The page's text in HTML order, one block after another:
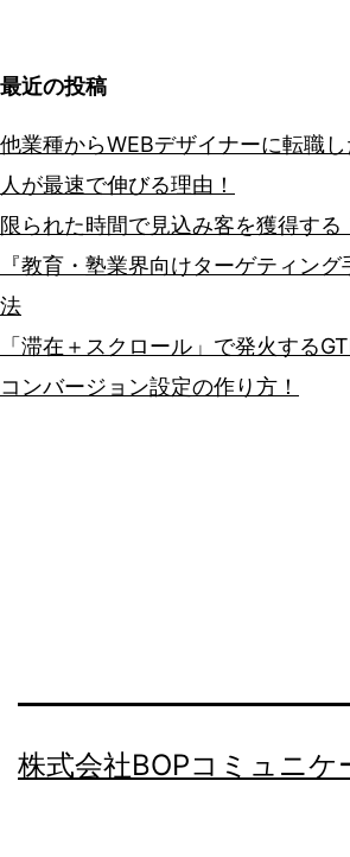
最近の投稿
他業種からWEBデザイナーに転職し
人が最速で伸びる理由！
限られた時間で見込み客を獲得する
『教育・塾業界向けターゲティング
法
「滞在＋スクロール」で発火する
コンバージョン設定の作り方！
株式会社BOPコミュニケ